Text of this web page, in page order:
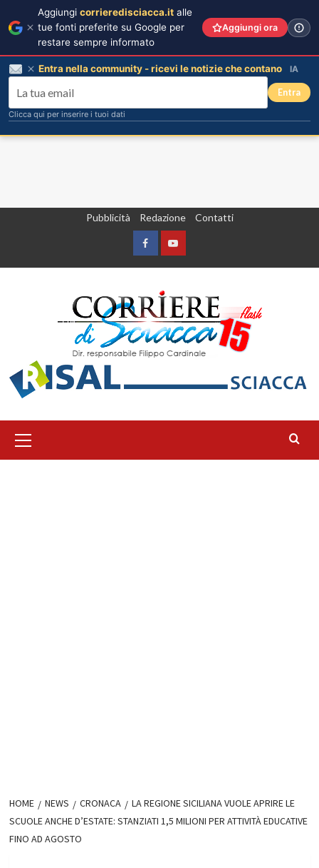
Pubblicità Redazione Contatti
FacebookYountube
principale
HOME NEWS CRONACA
LA REGIONE SICILIANA VUOLE APRIRE LE
SCUOLE ANCHE D’ESTATE: STANZIATI 1,5 MILIONI PER ATTIVITÀ EDUCATIVE
FINO AD AGOSTO
Aggiungi corrieredisciacca.it alle
tue fonti preferite su Google per
restare sempre informato
Aggiungi ora
Entra nella community - ricevi le notizie che contano IA
Entra
Clicca qui per inserire i tuoi dati